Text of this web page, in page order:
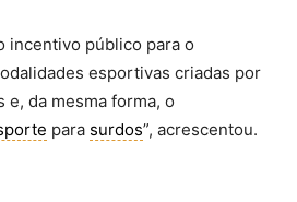
incentivo público para o
esportivas criadas por
da mesma forma, o
para surdos”, acrescentou.